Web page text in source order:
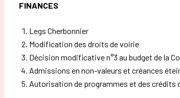
FINANCES
Legs Cherbonnier
Modification des droits de voirie
Décision modificative n°3 au budget de la
Admissions en non-valeurs et créances
Autorisation de programmes et des crédits